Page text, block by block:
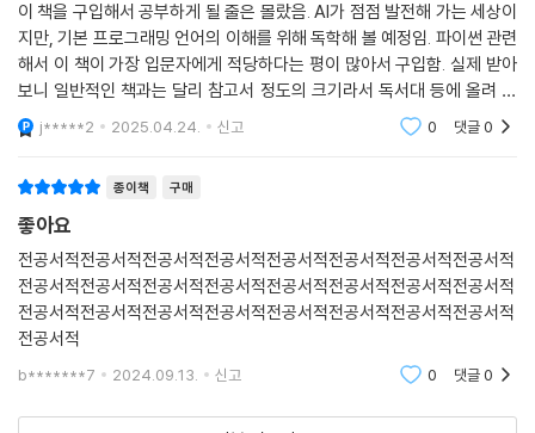
이 책을 구입해서 공부하게 될 줄은 몰랐음. AI가 점점 발전해 가는 세상이
지만, 기본 프로그래밍 언어의 이해를 위해 독학해 볼 예정임. 파이썬 관련
해서 이 책이 가장 입문자에게 적당하다는 평이 많아서 구입함. 실제 받아
보니 일반적인 책과는 달리 참고서 정도의 크기라서 독서대 등에 올려 놓
고 실습하면서 보기 편안한 사이즈로 되어 있음. 두껍다고 해서 걱정했는
데 분철까지는
j*****2 2025.04.24. 신고 0 댓글0
종이책 구매
좋아요
전공서적전공서적전공서적전공서적전공서적전공서적전공서적전공서적
전공서적전공서적전공서적전공서적전공서적전공서적전공서적전공서적
전공서적전공서적전공서적전공서적전공서적전공서적전공서적전공서적
전공서적
b*******7 2024.09.13. 신고 0 댓글0